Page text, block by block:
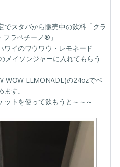
でスタバから販売中の飲料「クラ
ラペチーノ®」
ワイのワウワウ・レモネード
メイソンジャーに入れてもらう
WOW LEMONADE)の24ozでベ
す。
ットを使って飲もうと～～～